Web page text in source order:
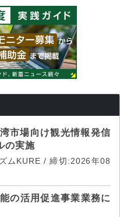
市場向け観光情報発信
の実施
ムKURE / 締切:2026年08
の活用促進事業業務に